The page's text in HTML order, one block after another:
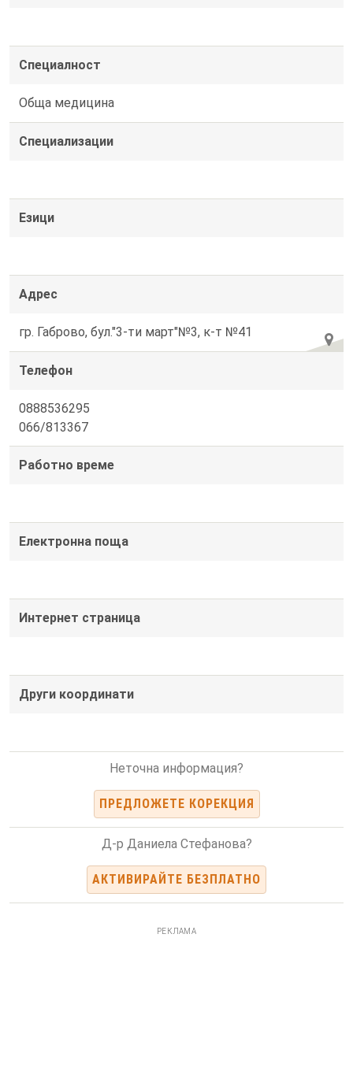
Специалност
Обща медицина
Специализации
Езици
Адрес
гр. Габрово, бул."3-ти март"№3, к-т №41
Телефон
0888536295
066/813367
Работно време
Електронна поща
Интернет страница
Други координати
Неточна информация?
ПРЕДЛОЖЕТЕ КОРЕКЦИЯ
Д-р Даниела Стефанова?
АКТИВИРАЙТЕ БЕЗПЛАТНО
РЕКЛАМА